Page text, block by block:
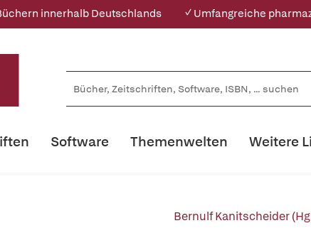
innerhalb Deutschlands ✓ Umfangreiche
Software Themenwelten Weitere
Bernulf Kanitscheider